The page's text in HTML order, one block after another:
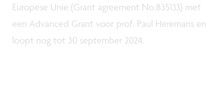
Europese Unie (Grant agreement No.835133) met
een Advanced Grant voor prof. Paul Heremans en
loopt nog tot 30 september 2024.